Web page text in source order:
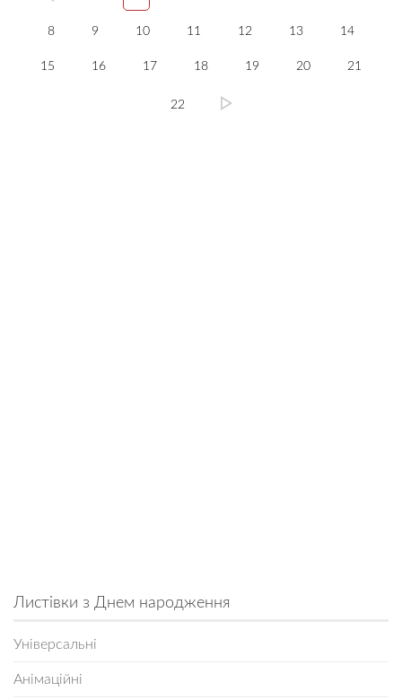
8 9 10 11 12 13 14
15 16 17 18 19 20 21
22
Листівки з Днем народження
Універсальні
Анімаційні